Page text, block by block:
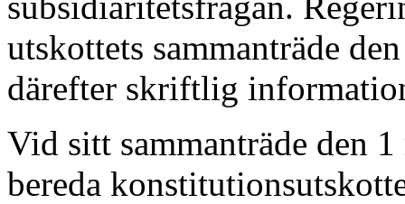
utskottets sammanträde
därefter skriftlig
Vid sitt sammanträde den
bereda